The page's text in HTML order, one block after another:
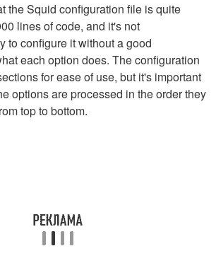
the Squid configuration file is quite
lines of code, and it's not
to configure it without a good
each option does. The configuration
for ease of use, but it's important
options are processed in the order they
top to bottom.